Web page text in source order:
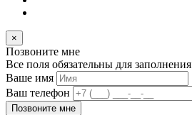
×
Позвоните мне
Все поля обязательны для заполнения
Ваше имя
Ваш телефон
Позвоните мне